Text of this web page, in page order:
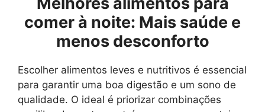
comer à noite: Mais saúde e
menos desconforto
Escolher alimentos leves e nutritivos é essencial
para garantir uma boa digestão e um sono de
qualidade. O ideal é priorizar combinações